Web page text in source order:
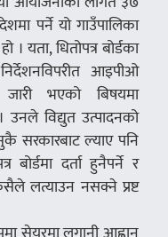
पर्ने यो गाउँपालिका
। यता, धितोपत्र बोर्डका
आइपीओ
भएको बिषयमा
उनले विद्युत उत्पादनको
सरकारबाट ल्याए पनि
दर्ता हुनैपर्ने र
लत्याउन नसक्ने प्रष्ट